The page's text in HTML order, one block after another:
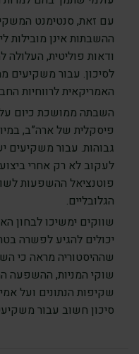
עם זאת, סנטימנט
ההשבתות אינן מובילות
ודאות פוליטית,
לסיכון. עבור משקיעים
האמריקאית לרווחיות
השבתה ממושכת כיום
פיסקלית של ארה”ב,
גבוהות. עבור משקיעים
לעקוב לא רק אחרי
פוטנציאל ההשפעות
הגלובליים.
שווקים ימשיכו לבחון
יכולים להגיע לפשרה
שההיסטוריה מראה כי
שוקי המניות, ההשפעה
שקיפות הנתונים ועל
סיכון חשוב עבור